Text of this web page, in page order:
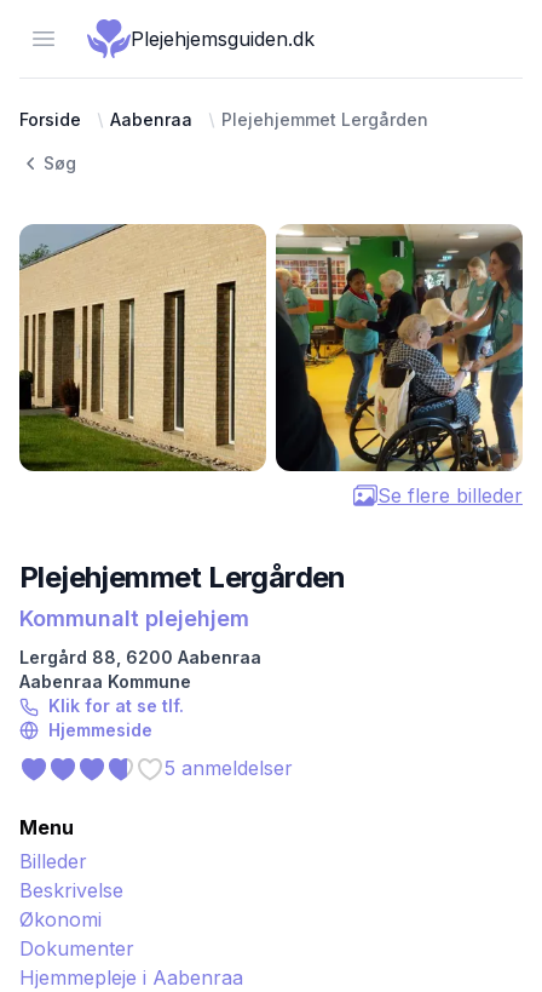
Open menuPlejehjemsguiden.dk
Forside Aabenraa Plejehjemmet Lergården
Søg
Se flere billeder
Plejehjemmet Lergården
Kommunalt plejehjem
Lergård 88 6200 Aabenraa
Aabenraa Kommune
Klik for at se tlf.
Hjemmeside
5 anmeldelser
Menu
Billeder
Beskrivelse
Økonomi
Dokumenter
Hjemmepleje i Aabenraa